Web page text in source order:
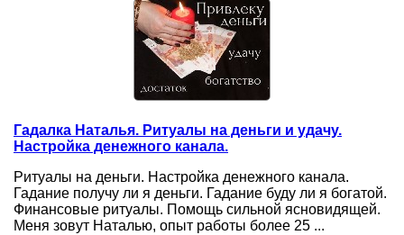
Гадалка Наталья. Ритуалы на деньги и удачу.
Настройка денежного канала.
Ритуалы на деньги. Настройка денежного канала.
Гадание получу ли я деньги. Гадание буду ли я богатой.
Финансовые ритуалы. Помощь сильной ясновидящей.
Меня зовут Наталью, опыт работы более 25 ...